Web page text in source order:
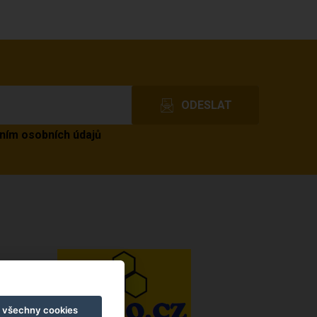
osobních údajů
všechny cookies